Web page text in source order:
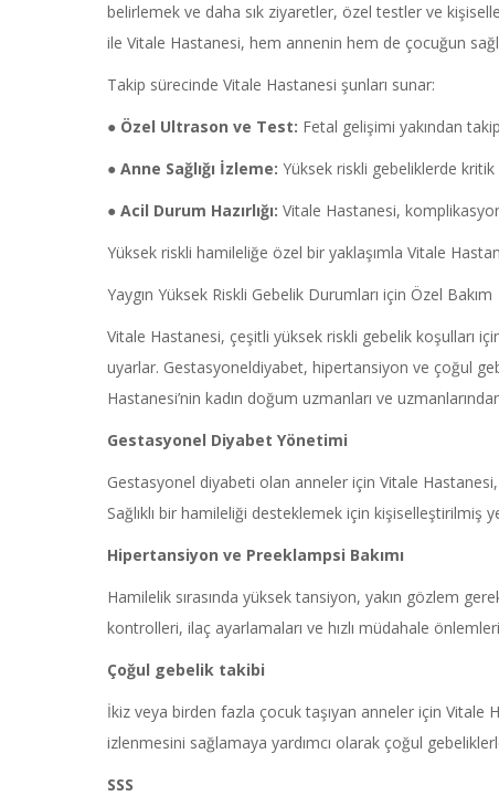
belirlemek ve daha sık ziyaretler, özel testler ve
ile Vitale Hastanesi, hem annenin hem de çocuğun
Takip sürecinde Vitale Hastanesi şunları sunar:
● Özel Ultrason ve Test: Fetal gelişimi yakından
● Anne Sağlığı İzleme: Yüksek riskli gebeliklerde
● Acil Durum Hazırlığı: Vitale Hastanesi,
Yüksek riskli hamileliğe özel bir yaklaşımla Vitale
Yaygın Yüksek Riskli Gebelik Durumları için Özel Bakım
Vitale Hastanesi, çeşitli yüksek riskli gebelik koşulları
uyarlar. Gestasyoneldiyabet, hipertansiyon ve çoğul
Hastanesi’nin kadın doğum uzmanları ve
Gestasyonel Diyabet Yönetimi
Gestasyonel diyabeti olan anneler için Vitale
Sağlıklı bir hamileliği desteklemek için
Hipertansiyon ve Preeklampsi Bakımı
Hamilelik sırasında yüksek tansiyon, yakın gözlem
kontrolleri, ilaç ayarlamaları ve hızlı müdahale
Çoğul gebelik takibi
İkiz veya birden fazla çocuk taşıyan anneler için Vitale
izlenmesini sağlamaya yardımcı olarak çoğul
SSS